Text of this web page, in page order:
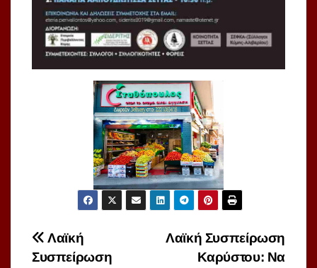
Πλοήγηση
Λαϊκή Συσπείρωση
Καρύστου: Να
Λαϊκή
Συσπείρωση